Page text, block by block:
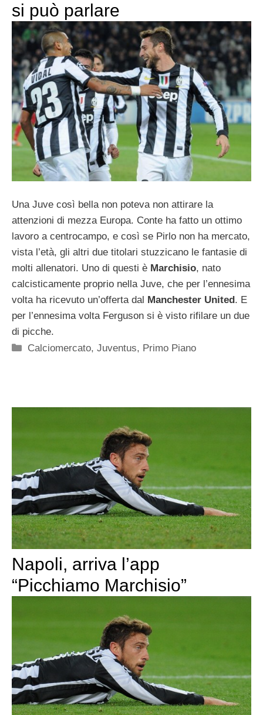
si può parlare
Una Juve così bella non poteva non attirare la
attenzioni di mezza Europa. Conte ha fatto un ottimo
lavoro a centrocampo, e così se Pirlo non ha mercato,
vista l’età, gli altri due titolari stuzzicano le fantasie di
molti allenatori. Uno di questi è Marchisio, nato
calcisticamente proprio nella Juve, che per l’ennesima
volta ha ricevuto un’offerta dal Manchester United. E
per l’ennesima volta Ferguson si è visto rifilare un due
di picche.
Categorie
Calciomercato,Juventus, Primo Piano
Napoli, arriva l’app
“Picchiamo Marchisio”